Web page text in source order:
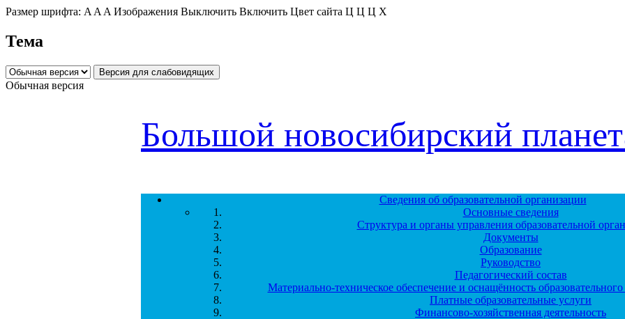
Перейти к основному содержанию
Размер шрифта: A A A Изображения Выключить Включить Цвет сайта Ц Ц Ц Х
Тема
Обычная версия
Большой новосибирский
Сведения об образовательной организации
Основные сведения
Структура и органы управления образовательной
Документы
Образование
Руководство
Педагогический состав
Материально-техническое обеспечение и оснащённость
Платные образовательные услуги
Финансово-хозяйственная деятельность